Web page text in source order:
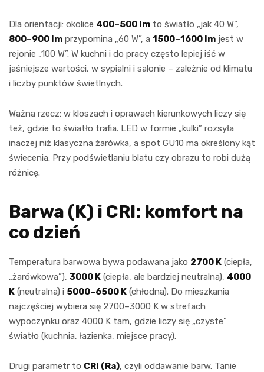
Dla orientacji: okolice 400–500 lm to światło „jak 40 W”,
800–900 lm przypomina „60 W”, a 1500–1600 lm jest w
rejonie „100 W”. W kuchni i do pracy często lepiej iść w
jaśniejsze wartości, w sypialni i salonie – zależnie od klimatu
i liczby punktów świetlnych.
Ważna rzecz: w kloszach i oprawach kierunkowych liczy się
też, gdzie to światło trafia. LED w formie „kulki” rozsyła
inaczej niż klasyczna żarówka, a spot GU10 ma określony kąt
świecenia. Przy podświetlaniu blatu czy obrazu to robi dużą
różnicę.
Barwa (K) i CRI: komfort na
co dzień
Temperatura barwowa bywa podawana jako 2700 K (ciepła,
„żarówkowa”), 3000 K (ciepła, ale bardziej neutralna), 4000
K (neutralna) i 5000–6500 K (chłodna). Do mieszkania
najczęściej wybiera się 2700–3000 K w strefach
wypoczynku oraz 4000 K tam, gdzie liczy się „czyste”
światło (kuchnia, łazienka, miejsce pracy).
Drugi parametr to CRI (Ra), czyli oddawanie barw. Tanie